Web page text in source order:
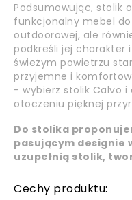
Podsumowując, stolik
funkcjonalny mebel
outdoorowej, ale
podkreśli jej charakter
świeżym powietrzu
przyjemne i
- wybierz stolik Calvo
otoczeniu pięknej
Do stolika
pasującym designie
uzupełnią stolik,
Cechy produktu: